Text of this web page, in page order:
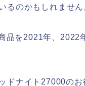
るのかもしれません
品を2021年、2022
ドナイト27000のお